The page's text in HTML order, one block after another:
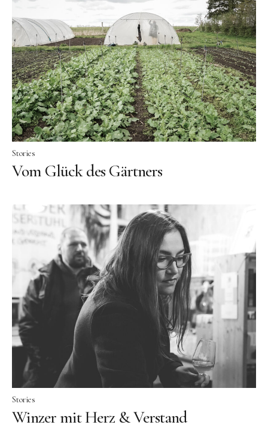
FacebookInstagram
Stories
Vom Glück des Gärtners
Stories
Winzer mit Herz & Verstand